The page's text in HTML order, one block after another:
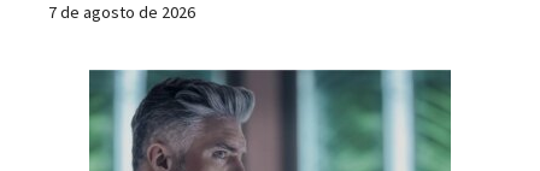
7 de agosto de 2026